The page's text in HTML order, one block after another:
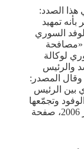
هذا الصدد:
تمهيد
السوري
«مصافحة
لوكالة
والرئيس
وقال المصدر:
بين الرئيس
وتجمّعها
لدخول القاعة الرئيسية» («النهار»، 29 آذار 2006، صفحة